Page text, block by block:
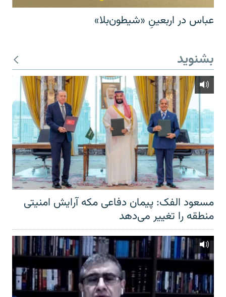
عباس در اربعینِ «شیطون‌بلا»
بشنوید
مسعود الفک: پیمان دفاعی مکه آرایش امنیتی
منطقه را تغییر می‌دهد